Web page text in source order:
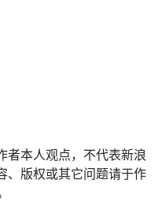
者本人观点，不代表新浪
、版权或其它问题请于作